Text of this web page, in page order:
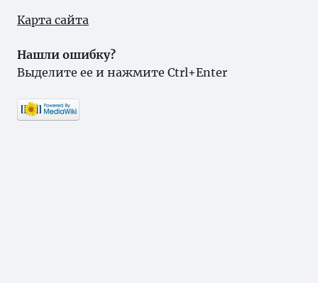
Карта сайта
Нашли ошибку?
Выделите ее и нажмите Ctrl+Enter